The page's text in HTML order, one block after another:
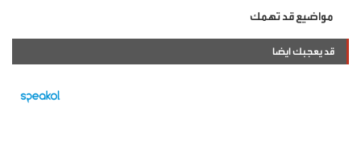
مواضيع قد تهمك
قد يعجبك ايضا